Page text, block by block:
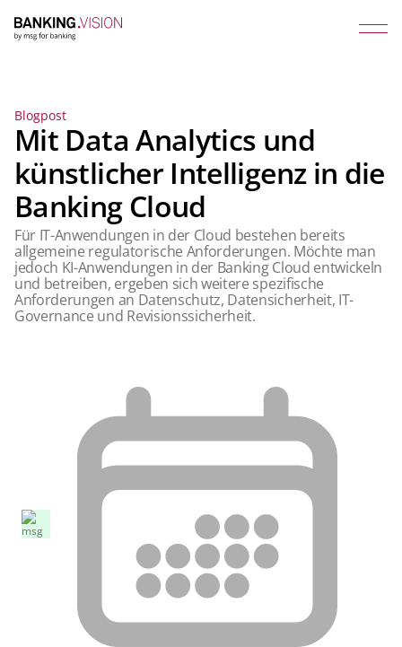
Blogpost
Mit Data Analytics und
künstlicher Intelligenz in die
Banking Cloud
Für IT-Anwendungen in der Cloud bestehen bereits
allgemeine regulatorische Anforderungen. Möchte man
jedoch KI-Anwendungen in der Banking Cloud entwickeln
und betreiben, ergeben sich weitere spezifische
Anforderungen an Datenschutz, Datensicherheit, IT-
Governance und Revisionssicherheit.